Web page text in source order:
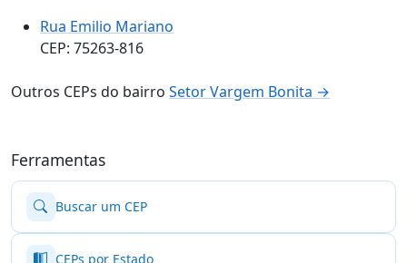
Rua Emilio Mariano
CEP: 75263-816
Outros CEPs do bairro Setor Vargem Bonita →
Ferramentas
Buscar um CEP
CEPs por Estado